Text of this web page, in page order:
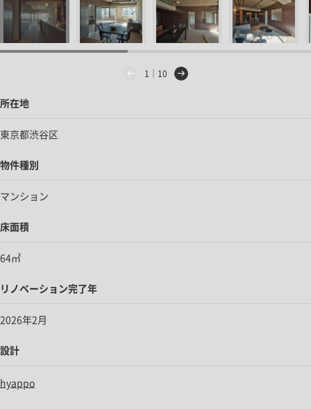
1｜10
所在地
東京都渋谷区
物件種別
マンション
床面積
64㎡
リノベーション完了年
2026年2月
設計
hyappo